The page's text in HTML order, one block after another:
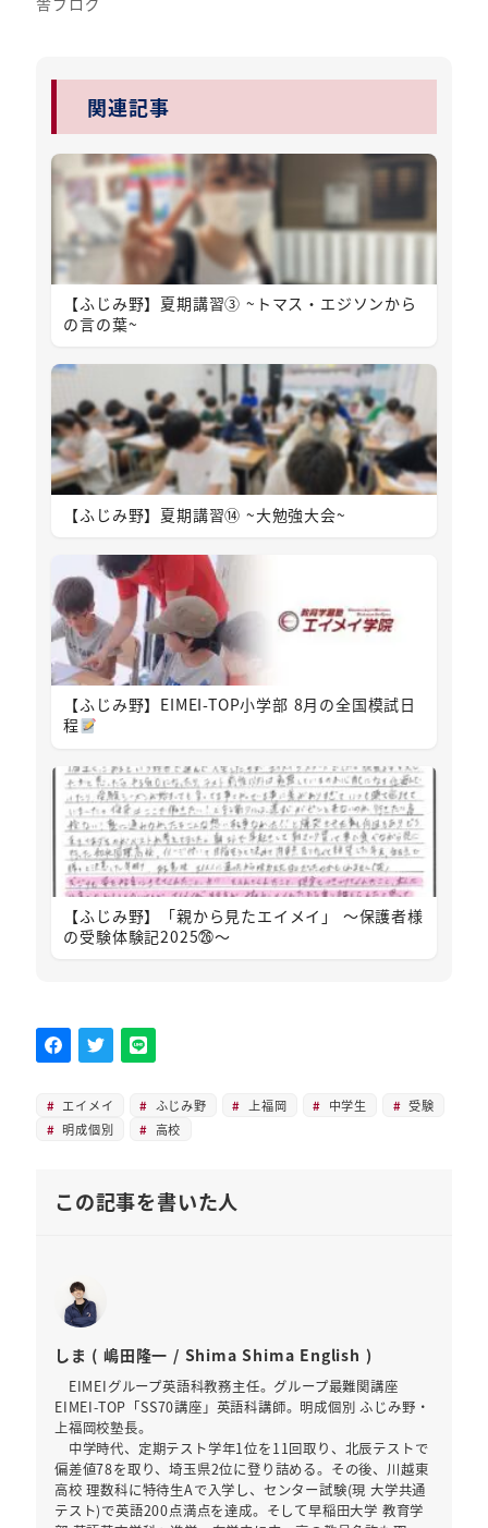
関連記事
【ふじみ野】夏期講習③ ~トマス・エジソンから
の言の葉~
【ふじみ野】夏期講習⑭ ~大勉強大会~
【ふじみ野】EIMEI-TOP小学部 8月の全国模試日
程
【ふじみ野】「親から見たエイメイ」 ～保護者様
の受験体験記2025㉖～
エイメイ ふじみ野 上福岡 中学生
受験
明成個別
高校
この記事を書いた人
しま ( 嶋田隆一 / Shima Shima English )
EIMEIグループ英語科教務主任。グループ最難関講座
EIMEI-TOP「SS70講座」英語科講師。明成個別 ふじみ野・
上福岡校塾長。
中学時代、定期テスト学年1位を11回取り、北辰テストで
偏差値78を取り、埼玉県2位に登り詰める。その後、川越東
高校 理数科に特待生Aで入学し、センター試験(現 大学共通
テスト)で英語200点満点を達成。そして早稲田大学 教育学